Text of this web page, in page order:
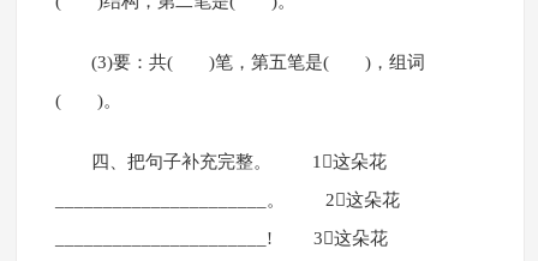
(3)要：共( )笔，第五笔是( )，组词
( )。
四、把句子补充完整。 1这朵花
______________________。 2这朵花
______________________! 3这朵花